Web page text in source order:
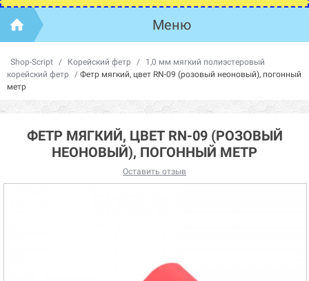
Меню
Shop-Script / Корейский фетр /
1,0 мм мягкий полиэстеровый
корейский фетр
/ Фетр мягкий, цвет RN-09 (розовый неоновый), погонный
метр
ФЕТР МЯГКИЙ, ЦВЕТ RN-09 (РОЗОВЫЙ
НЕОНОВЫЙ), ПОГОННЫЙ МЕТР
Оставить отзыв